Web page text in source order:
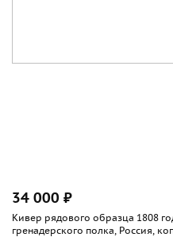
34 000 ₽
Кивер рядового образца 1808
гренадерского полка, Россия,